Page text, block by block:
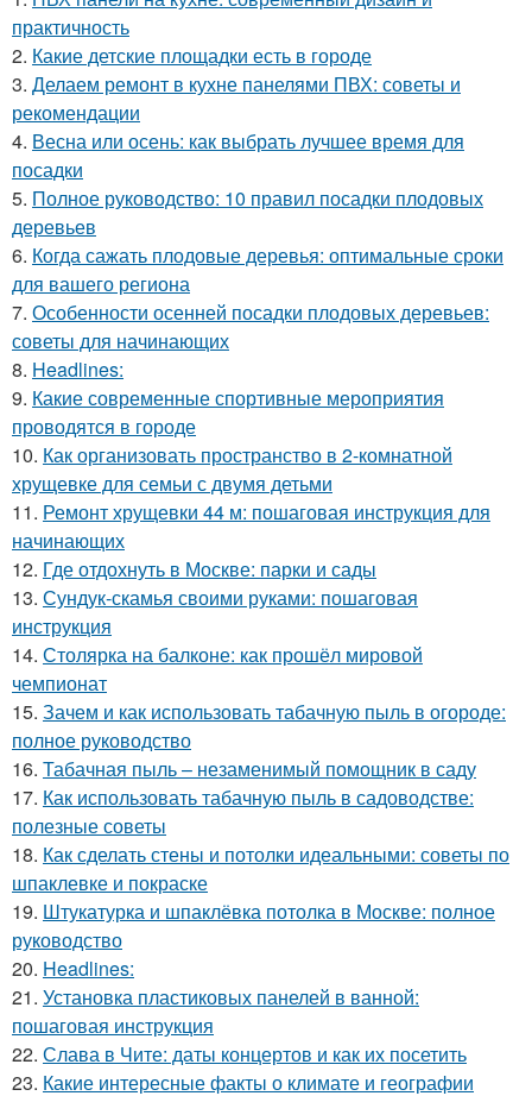
практичность
2. Какие детские площадки есть в городе
3. Делаем ремонт в кухне панелями ПВХ: советы и
рекомендации
4. Весна или осень: как выбрать лучшее время для
посадки
5. Полное руководство: 10 правил посадки плодовых
деревьев
6. Когда сажать плодовые деревья: оптимальные сроки
для вашего региона
7. Особенности осенней посадки плодовых деревьев:
советы для начинающих
8. Headlines:
9. Какие современные спортивные мероприятия
проводятся в городе
10. Как организовать пространство в 2-комнатной
хрущевке для семьи с двумя детьми
11. Ремонт хрущевки 44 м: пошаговая инструкция для
начинающих
12. Где отдохнуть в Москве: парки и сады
13. Сундук-скамья своими руками: пошаговая
инструкция
14. Столярка на балконе: как прошёл мировой
чемпионат
15. Зачем и как использовать табачную пыль в огороде:
полное руководство
16. Табачная пыль – незаменимый помощник в саду
17. Как использовать табачную пыль в садоводстве:
полезные советы
18. Как сделать стены и потолки идеальными: советы по
шпаклевке и покраске
19. Штукатурка и шпаклёвка потолка в Москве: полное
руководство
20. Headlines:
21. Установка пластиковых панелей в ванной:
пошаговая инструкция
22. Слава в Чите: даты концертов и как их посетить
23. Какие интересные факты о климате и географии